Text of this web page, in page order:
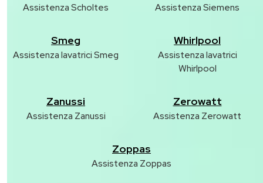
Assistenza Scholtes Assistenza Siemens
Smeg
Assistenza lavatrici Smeg
Whirlpool
Assistenza lavatrici
Whirlpool
Zanussi
Assistenza Zanussi
Zerowatt
Assistenza Zerowatt
Zoppas
Assistenza Zoppas